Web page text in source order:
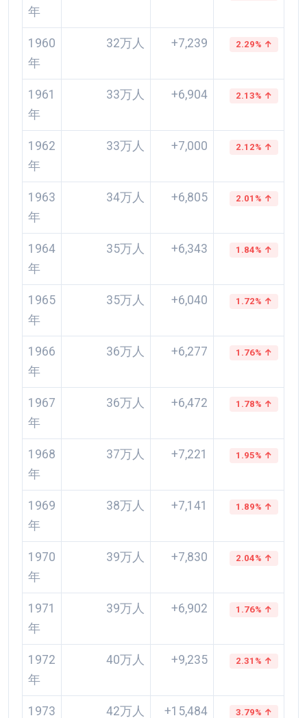
年
1960
年
32万人 +7,239 2.29% ↑
1961
年
33万人 +6,904 2.13% ↑
1962
年
33万人 +7,000 2.12% ↑
1963
年
34万人 +6,805 2.01% ↑
1964
年
35万人 +6,343 1.84% ↑
1965
年
35万人 +6,040 1.72% ↑
1966
年
36万人 +6,277 1.76% ↑
1967
年
36万人 +6,472 1.78% ↑
1968
年
37万人 +7,221 1.95% ↑
1969
年
38万人 +7,141 1.89% ↑
1970
年
39万人 +7,830 2.04% ↑
1971
年
39万人 +6,902 1.76% ↑
1972
年
40万人 +9,235 2.31% ↑
1973 42万人 +15,484 3.79% ↑